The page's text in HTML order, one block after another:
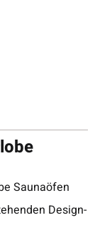
Saunaöfen
Design-